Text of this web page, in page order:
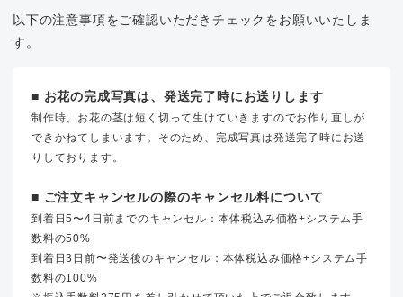
以下の注意事項をご確認いただきチェックをお願いいたしま
す。
■ お花の完成写真は、発送完了時にお送りします
制作時、お花の茎は短く切って生けていきますのでお作り直しが
できかねてしまいます。そのため、完成写真は発送完了時にお送
りしております。
■ ご注文キャンセルの際のキャンセル料について
到着日5〜4日前までのキャンセル：本体税込み価格+システム手
数料の50%
到着日3日前〜発送後のキャンセル：本体税込み価格+システム手
数料の100%